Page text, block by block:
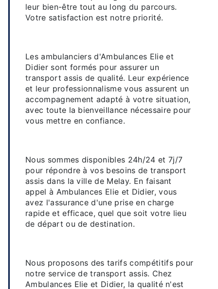
leur bien-être tout au long du parcours.
Votre satisfaction est notre priorité.
Les ambulanciers d'Ambulances Elie et
Didier sont formés pour assurer un
transport assis de qualité. Leur expérience
et leur professionnalisme vous assurent un
accompagnement adapté à votre situation,
avec toute la bienveillance nécessaire pour
vous mettre en confiance.
Nous sommes disponibles 24h/24 et 7j/7
pour répondre à vos besoins de transport
assis dans la ville de Melay. En faisant
appel à Ambulances Elie et Didier, vous
avez l'assurance d'une prise en charge
rapide et efficace, quel que soit votre lieu
de départ ou de destination.
Nous proposons des tarifs compétitifs pour
notre service de transport assis. Chez
Ambulances Elie et Didier, la qualité n'est